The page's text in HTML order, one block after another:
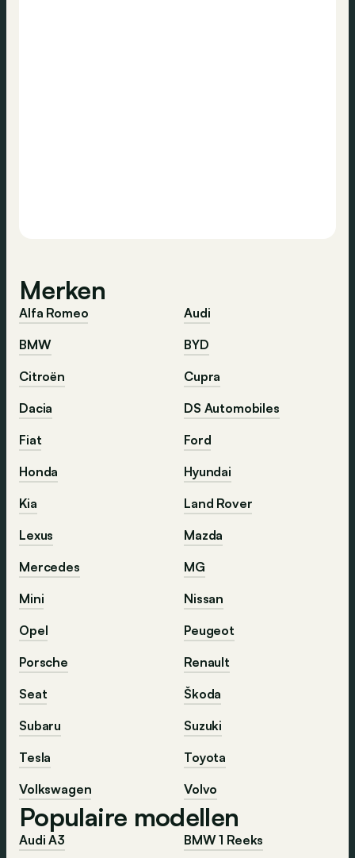
Merken
Alfa Romeo
Audi
BMW
BYD
Citroën
Cupra
Dacia
DS Automobiles
Fiat
Ford
Honda
Hyundai
Kia
Land Rover
Lexus
Mazda
Mercedes
MG
Mini
Nissan
Opel
Peugeot
Porsche
Renault
Seat
Škoda
Subaru
Suzuki
Tesla
Toyota
Volkswagen
Volvo
Populaire modellen
Audi A3
BMW 1 Reeks